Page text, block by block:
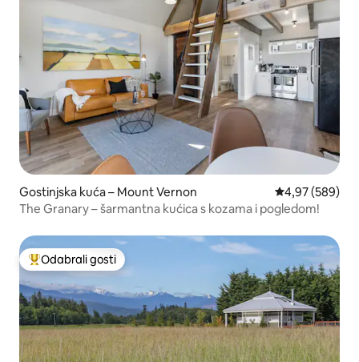
Gostinjska kuća – Mount Vernon Prosječna
4,97 (589)
The Granary – šarmantna kućica s kozama i pogledom!
Među najviše rangiranima s oznakom „Odabrali gosti”
Odabrali gosti